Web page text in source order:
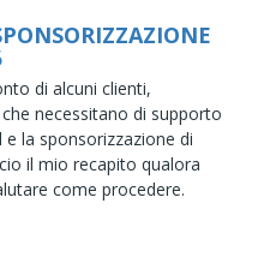
di alcuni clienti,
necessitano di supporto
la sponsorizzazione di
il mio recapito qualora
come procedere.